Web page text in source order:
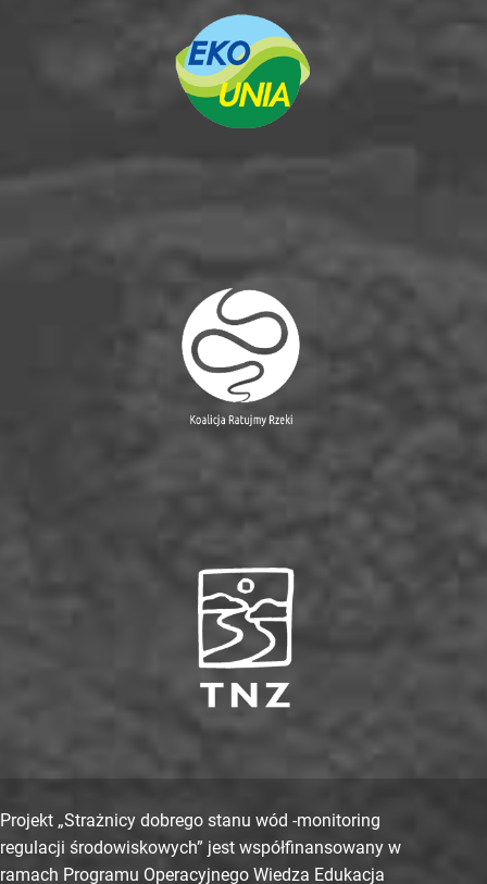
Projekt „Strażnicy dobrego stanu wód -monitoring
regulacji środowiskowych” jest współfinansowany w
ramach Programu Operacyjnego Wiedza Edukacja